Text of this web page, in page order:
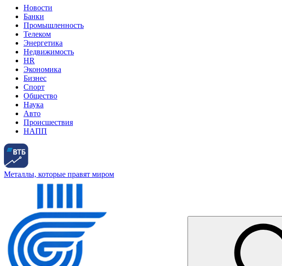
Новости
Банки
Промышленность
Телеком
Энергетика
Недвижимость
HR
Экономика
Бизнес
Спорт
Общество
Наука
Авто
Происшествия
НАПП
Металлы, которые правят миром